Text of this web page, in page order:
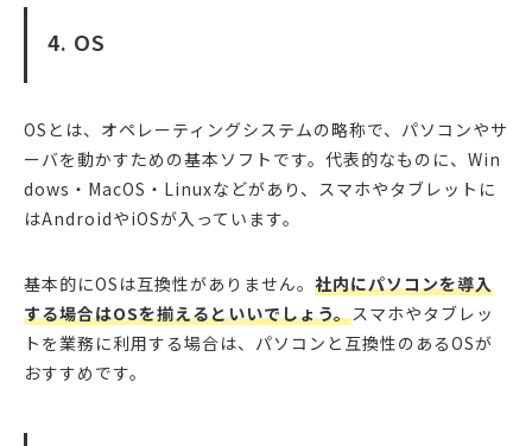
4. OS
OSとは、オペレーティングシステムの略称で、パソコンやサ
ーバを動かすための基本ソフトです。代表的なものに、Win
dows・MacOS・Linuxなどがあり、スマホやタブレットに
はAndroidやiOSが入っています。
基本的にOSは互換性がありません。 社内にパソコンを導入
する場合はOSを揃えるといいでしょう。スマホやタブレッ
トを業務に利用する場合は、パソコンと互換性のあるOSが
おすすめです。